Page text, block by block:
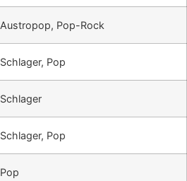
Austropop, Pop-Rock
Schlager, Pop
Schlager
Schlager, Pop
Pop